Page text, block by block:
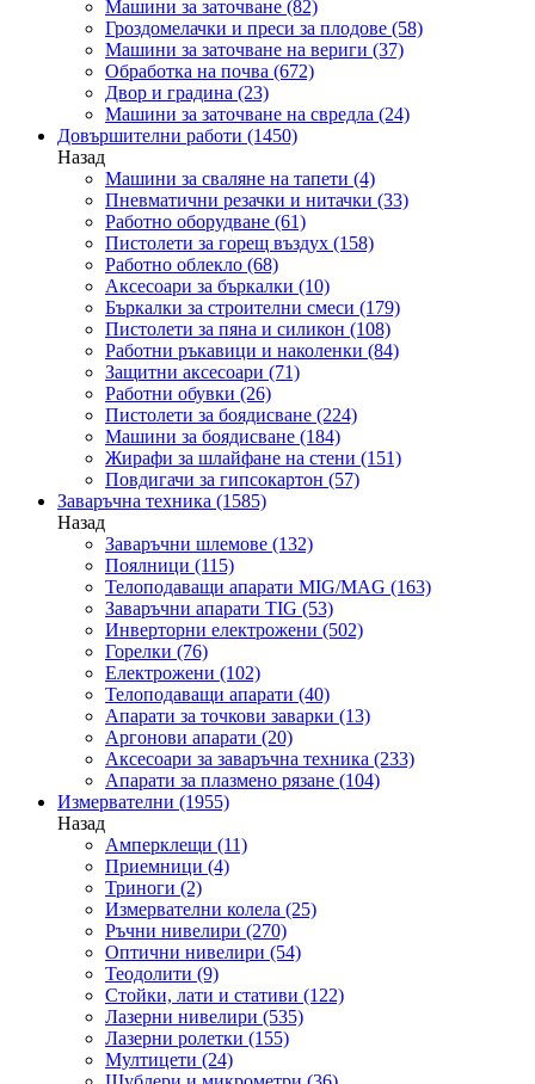
Машини за заточване (82)
Гроздомелачки и преси за плодове (58)
Машини за заточване на вериги (37)
Обработка на почва (672)
Двор и градина (23)
Машини за заточване на свредла (24)
Довършителни работи (1450)
Назад
Машини за сваляне на тапети (4)
Пневматични резачки и нитачки (33)
Работно оборудване (61)
Пистолети за горещ въздух (158)
Работно облекло (68)
Аксесоари за бъркалки (10)
Бъркалки за строителни смеси (179)
Пистолети за пяна и силикон (108)
Работни ръкавици и наколенки (84)
Защитни аксесоари (71)
Работни обувки (26)
Пистолети за боядисване (224)
Машини за боядисване (184)
Жирафи за шлайфане на стени (151)
Повдигачи за гипсокартон (57)
Заваръчна техника (1585)
Назад
Заваръчни шлемове (132)
Поялници (115)
Телоподаващи апарати MIG/MAG (163)
Заваръчни апарати TIG (53)
Инверторни електрожени (502)
Горелки (76)
Електрожени (102)
Телоподаващи апарати (40)
Апарати за точкови заварки (13)
Аргонови апарати (20)
Аксесоари за заваръчна техника (233)
Апарати за плазмено рязане (104)
Измервателни (1955)
Назад
Амперклещи (11)
Приемници (4)
Триноги (2)
Измервателни колела (25)
Ръчни нивелири (270)
Оптични нивелири (54)
Теодолити (9)
Стойки, лати и стативи (122)
Лазерни нивелири (535)
Лазерни ролетки (155)
Мултицети (24)